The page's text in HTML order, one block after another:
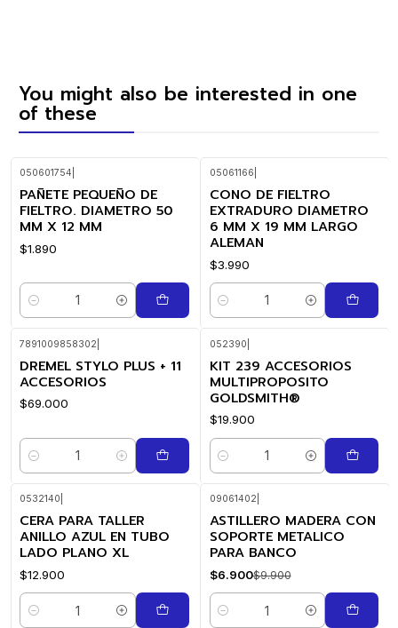
You might also be interested in one
of these
050601754
PAÑETE PEQUEÑO DE
FIELTRO. DIAMETRO 50
MM X 12 MM
$1.890
Quantity
05061166
CONO DE FIELTRO
EXTRADURO DIAMETRO
6 MM X 19 MM LARGO
ALEMAN
$3.990
Quantity
7891009858302
DREMEL STYLO PLUS + 11
ACCESORIOS
$69.000
Quantity
052390
KIT 239 ACCESORIOS
MULTIPROPOSITO
GOLDSMITH®
$19.900
Quantity
0532140
CERA PARA TALLER
ANILLO AZUL EN TUBO
LADO PLANO XL
$12.900
Quantity
-30%
OFF
09061402
ASTILLERO MADERA CON
SOPORTE METALICO
PARA BANCO
$6.900$9.900
Quantity